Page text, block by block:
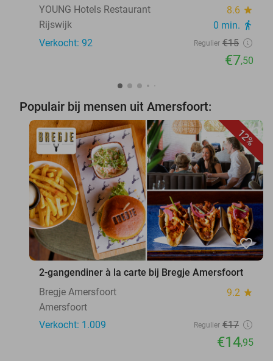
YOUNG Hotels Restaurant
8.6 star
Rijswijk 0 min. directions_walk
Verkocht: 92 Regulier €15
€7,50
Populair bij mensen uit Amersfoort:
12%
favorite_border
2-gangendiner à la carte bij Bregje Amersfoort
Bregje Amersfoort
9.2 star
Amersfoort
Verkocht: 1.009
Regulier €17
€14,95